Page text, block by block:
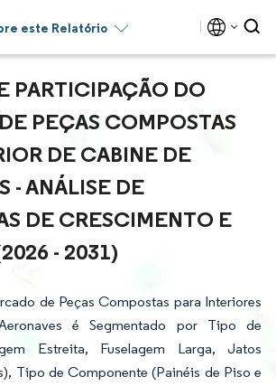
este Relatório
PARTICIPAÇÃO DO
PEÇAS COMPOSTAS
DE CABINE DE
- ANÁLISE DE
DE CRESCIMENTO E
- 2031)
de Peças Compostas para Interiores
é Segmentado por Tipo de
Estreita, Fuselagem Larga, Jatos
Tipo de Componente (Painéis de Piso e